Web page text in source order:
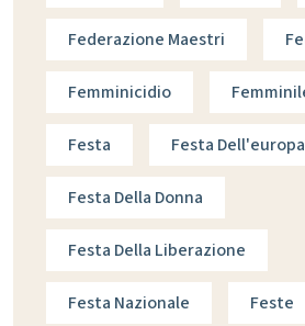
Federazione Maestri
Femminicidio
Festa Festa Dell'europa
Festa Della Donna
Festa Della Liberazione
Festa Nazionale Feste